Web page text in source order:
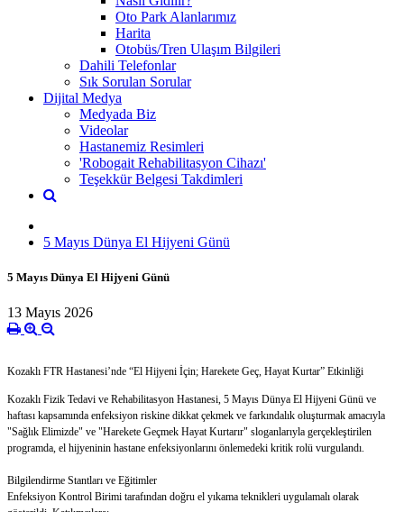
Oto Park Alanlarımız
Harita
Otobüs/Tren Ulaşım Bilgileri
Dahili Telefonlar
Sık Sorulan Sorular
Dijital Medya
Medyada Biz
Videolar
Hastanemiz Resimleri
'Robogait Rehabilitasyon Cihazı'
Teşekkür Belgesi Takdimleri
5 Mayıs Dünya El Hijyeni Günü
5 Mayıs Dünya El Hijyeni Günü
13 Mayıs 2026
Kozaklı FTR Hastanesi’nde “El Hijyeni İçin; Harekete Geç, Hayat Kurtar” Etkinliği
Kozaklı Fizik Tedavi ve Rehabilitasyon Hastanesi, 5 Mayıs Dünya El Hijyeni Günü ve
haftası kapsamında enfeksiyon riskine dikkat çekmek ve farkındalık oluşturmak amacıyla
"Sağlık Elimizde" ve "Harekete Geçmek Hayat Kurtarır" sloganlarıyla gerçekleştirilen
programda, el hijyeninin hastane enfeksiyonlarını önlemedeki kritik rolü vurgulandı.
Bilgilendirme Stantları ve Eğitimler
Enfeksiyon Kontrol Birimi tarafından doğru el yıkama teknikleri uygulamalı olarak